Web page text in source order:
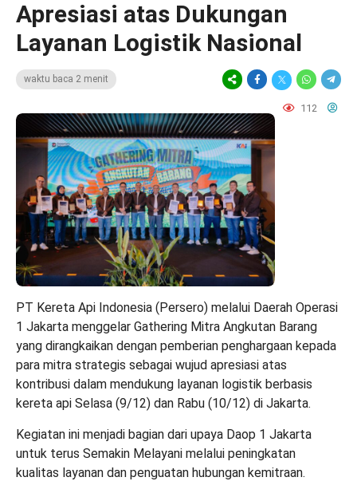
Apresiasi atas Dukungan
Layanan Logistik Nasional
waktu baca 2 menit
112
PT Kereta Api Indonesia (Persero) melalui Daerah Operasi
1 Jakarta menggelar Gathering Mitra Angkutan Barang
yang dirangkaikan dengan pemberian penghargaan kepada
para mitra strategis sebagai wujud apresiasi atas
kontribusi dalam mendukung layanan logistik berbasis
kereta api Selasa (9/12) dan Rabu (10/12) di Jakarta.
Kegiatan ini menjadi bagian dari upaya Daop 1 Jakarta
untuk terus Semakin Melayani melalui peningkatan
kualitas layanan dan penguatan hubungan kemitraan.